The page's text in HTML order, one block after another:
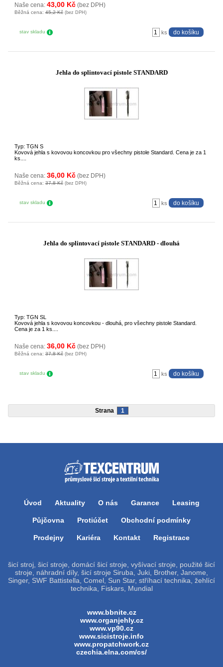
Naše cena: 43,00 Kč (bez DPH)
Běžná cena: 45,2 Kč (bez DPH)
stav skladu ks
Jehla do splintovací pistole STANDARD
Typ: TGN S
Kovová jehla s kovovou koncovkou pro všechny pistole Standard. Cena je za 1
ks....
Naše cena: 36,00 Kč (bez DPH)
Běžná cena: 37,8 Kč (bez DPH)
stav skladu ks
Jehla do splintovací pistole STANDARD - dlouhá
Typ: TGN SL
Kovová jehla s kovovou koncovkou - dlouhá, pro všechny pistole Standard.
Cena je za 1 ks....
Naše cena: 36,00 Kč (bez DPH)
Běžná cena: 37,8 Kč (bez DPH)
stav skladu ks
Strana 1
Úvod Aktuality O nás Garance Leasing
Půjčovna Protiúčet Obchodní podmínky
Prodejny Kariéra Kontakt Registrace
šicí stroj, šicí stroje, domácí šicí stroje, vyšívací stroje, použité šicí
stroje, náhradní díly, šicí stroje Siruba, Juki, Brother, Janome,
Singer, SWF Battistella, Comel, Sun Star, stříhací technika, žehlící
technika, Fiskars, Mundial
www.bbnite.cz
www.organjehly.cz
www.vp90.cz
www.sicistroje.info
www.propatchwork.cz
czechia.elna.com/cs/